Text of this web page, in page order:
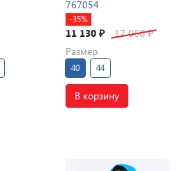
767054
-35%
11 130 ₽ 17 060₽
Размер
40 44
В корзину